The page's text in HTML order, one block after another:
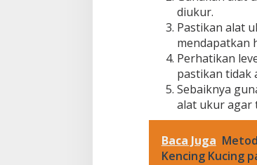
diukur.
Pastikan alat
mendapatkan
Perhatikan
pastikan tidak
Sebaiknya
alat ukur agar
Baca Juga
Kencing Kucing